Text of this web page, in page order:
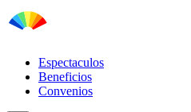
Espectaculos
Beneficios
Convenios